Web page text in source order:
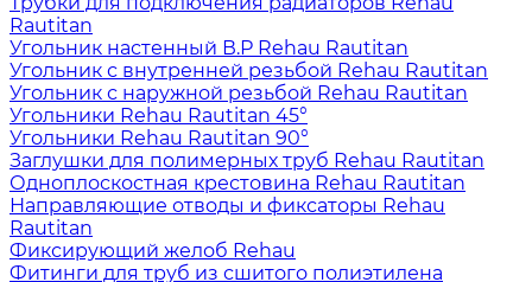
Rautitan
Угольник настенный В.Р Rehau Rautitan
Угольник с внутренней резьбой Rehau Rautitan
Угольник с наружной резьбой Rehau Rautitan
Угольники Rehau Rautitan 45°
Угольники Rehau Rautitan 90°
Заглушки для полимерных труб Rehau Rautitan
Одноплоскостная крестовина Rehau Rautitan
Направляющие отводы и фиксаторы Rehau
Rautitan
Фиксирующий желоб Rehau
Фитинги для труб из сшитого полиэтилена